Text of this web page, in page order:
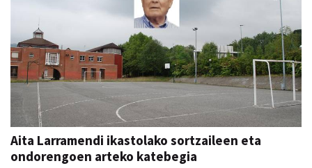
Aita Larramendi ikastolako sortzaileen eta
ondorengoen arteko katebegia